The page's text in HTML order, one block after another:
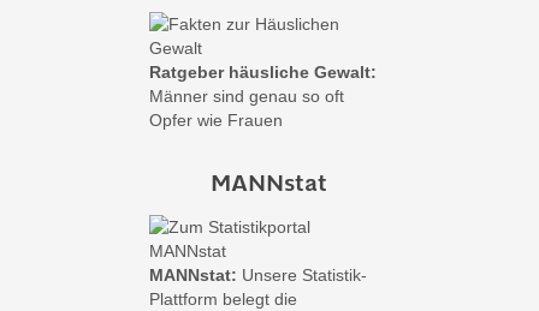
Ratgeber häusliche Gewalt:
Männer sind genau so oft
Opfer wie Frauen
MANNstat
MANNstat: Unsere Statistik-
Plattform belegt die